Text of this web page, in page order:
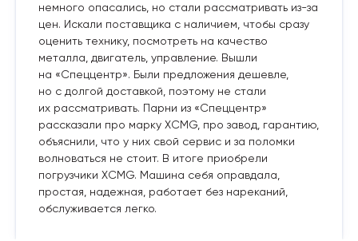
немного опасались, но стали рассматривать из-за
цен. Искали поставщика с наличием, чтобы сразу
оценить технику, посмотреть на качество
металла, двигатель, управление. Вышли
на «Спеццентр». Были предложения дешевле,
но с долгой доставкой, поэтому не стали
их рассматривать. Парни из «Спеццентр»
рассказали про марку XCMG, про завод, гарантию,
объяснили, что у них свой сервис и за поломки
волноваться не стоит. В итоге приобрели
погрузчики XCMG. Машина себя оправдала,
простая, надежная, работает без нареканий,
обслуживается легко.